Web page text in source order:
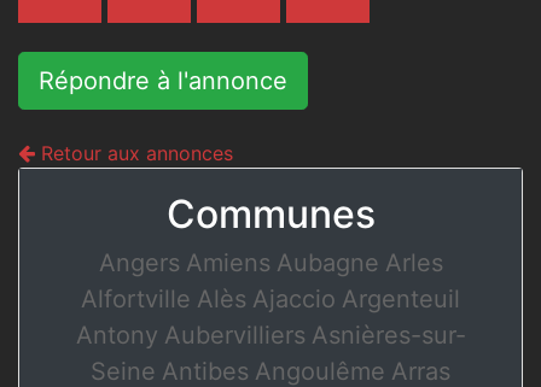
Répondre à l'annonce
Retour aux annonces
Communes
Angers Amiens Aubagne Arles
Alfortville Alès Ajaccio Argenteuil
Antony Aubervilliers Asnières-sur-
Seine Antibes Angoulême Arras